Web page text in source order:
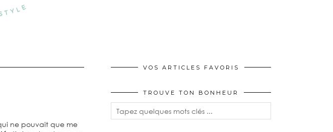
ne pouvait que me
VOS ARTICLES FAVORIS
TROUVE TON BONHEUR